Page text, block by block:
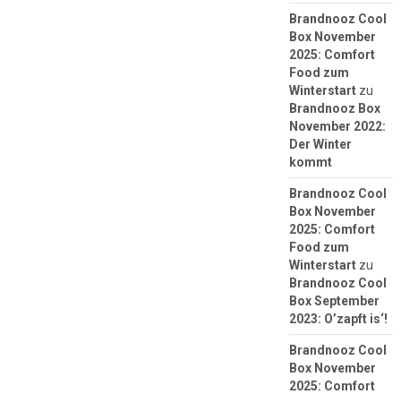
Brandnooz Cool
Box November
2025: Comfort
Food zum
Winterstartzu
Brandnooz Box
November 2022:
Der Winter
kommt
Brandnooz Cool
Box November
2025: Comfort
Food zum
Winterstartzu
Brandnooz Cool
Box September
2023: O’zapft is‘!
Brandnooz Cool
Box November
2025: Comfort